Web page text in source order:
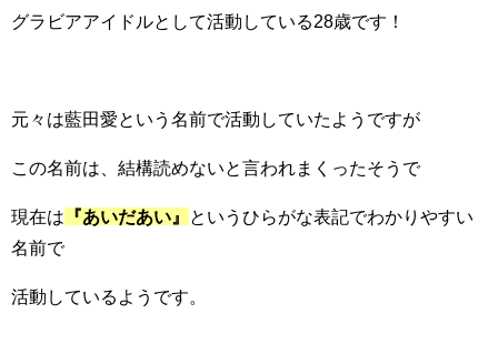
グラビアアイドルとして活動している28歳です！
元々は藍田愛という名前で活動していたようですが
この名前は、結構読めないと言われまくったそうで
現在は 『あいだあい』
というひらがな表記でわかりやすい
名前で
活動しているようです。